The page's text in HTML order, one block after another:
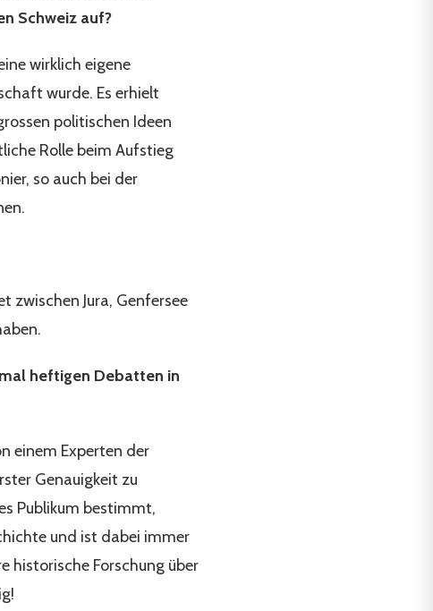
Schweiz auf?
wirklich eigene
wurde. Es erhielt
politischen Ideen
Rolle beim Aufstieg
so auch bei der
zwischen Jura, Genfersee
heftigen Debatten in
einem Experten der
Genauigkeit zu
Publikum bestimmt,
und ist dabei immer
historische Forschung über